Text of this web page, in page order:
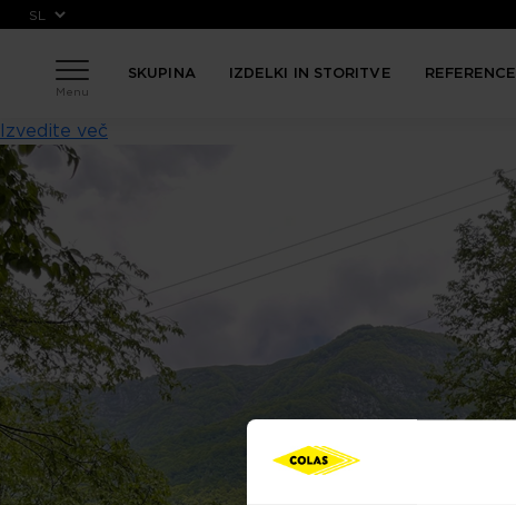
Skip to main content
Menu
SKUPINA IZDELKI IN STORITVE REFERENCE
Izvedite več